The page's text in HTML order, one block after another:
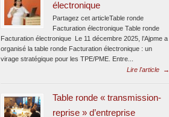
électronique
Partagez cet articleTable ronde
Facturation électronique Table ronde
Facturation électronique Le 11 décembre 2025, l’Ajpme a
organisé la table ronde Facturation électronique : un
virage stratégique pour les TPE/PME. Entre...
Lire l'article
→
Table ronde « transmission-
reprise » d’entreprise